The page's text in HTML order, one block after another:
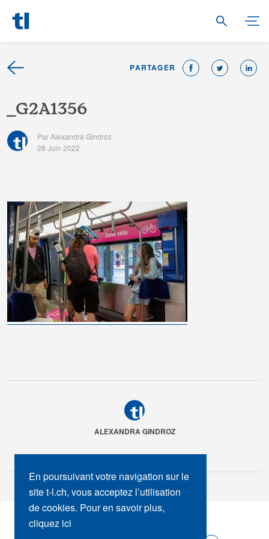
PARTAGER
G2A1356
Par Alexandra Gindroz
28 Juin 2022
ALEXANDRA GINDROZ
En poursuivant votre navigation sur le
site t-l.ch, vous acceptez l’utilisation
de cookies. Pour en savoir plus,
cliquez ici